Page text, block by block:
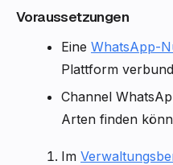
Voraussetzungen
Eine WhatsApp-
Plattform
Channel
Arten finden
Im